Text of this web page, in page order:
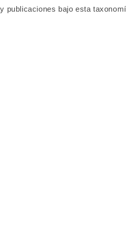
publicaciones bajo esta